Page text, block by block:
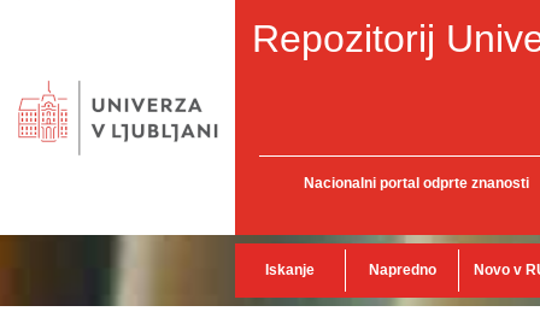
Repozitorij
Nacionalni portal odprte znanosti
Iskanje Napredno Novo v